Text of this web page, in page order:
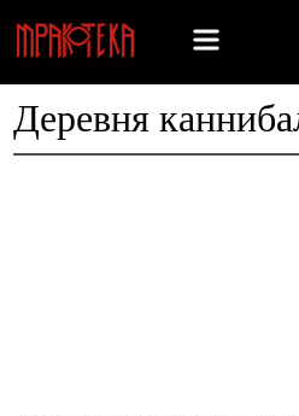
Деревня